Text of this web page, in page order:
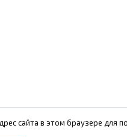
сайта в этом браузере для